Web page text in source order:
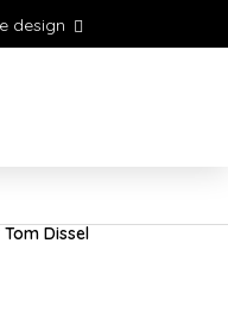
design
Dissel